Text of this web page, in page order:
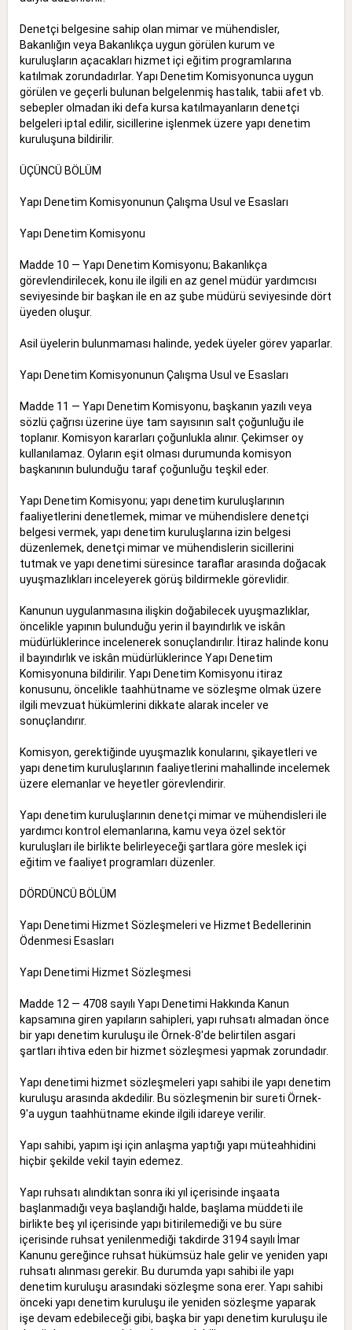
Denetçi belgesine sahip olan mimar ve mühendisler,
Bakanlığın veya Bakanlıkça uygun görülen kurum ve
kuruluşların açacakları hizmet içi eğitim programlarına
katılmak zorundadırlar. Yapı Denetim Komisyonunca uygun
görülen ve geçerli bulunan belgelenmiş hastalık, tabii afet vb.
sebepler olmadan iki defa kursa katılmayanların denetçi
belgeleri iptal edilir, sicillerine işlenmek üzere yapı denetim
kuruluşuna bildirilir.
ÜÇÜNCÜ BÖLÜM
Yapı Denetim Komisyonunun Çalışma Usul ve Esasları
Yapı Denetim Komisyonu
Madde 10 — Yapı Denetim Komisyonu; Bakanlıkça
görevlendirilecek, konu ile ilgili en az genel müdür yardımcısı
seviyesinde bir başkan ile en az şube müdürü seviyesinde dört
üyeden oluşur.
Asil üyelerin bulunmaması halinde, yedek üyeler görev yaparlar.
Yapı Denetim Komisyonunun Çalışma Usul ve Esasları
Madde 11 — Yapı Denetim Komisyonu, başkanın yazılı veya
sözlü çağrısı üzerine üye tam sayısının salt çoğunluğu ile
toplanır. Komisyon kararları çoğunlukla alınır. Çekimser oy
kullanılamaz. Oyların eşit olması durumunda komisyon
başkanının bulunduğu taraf çoğunluğu teşkil eder.
Yapı Denetim Komisyonu; yapı denetim kuruluşlarının
faaliyetlerini denetlemek, mimar ve mühendislere denetçi
belgesi vermek, yapı denetim kuruluşlarına izin belgesi
düzenlemek, denetçi mimar ve mühendislerin sicillerini
tutmak ve yapı denetimi süresince taraflar arasında doğacak
uyuşmazlıkları inceleyerek görüş bildirmekle görevlidir.
Kanunun uygulanmasına ilişkin doğabilecek uyuşmazlıklar,
öncelikle yapının bulunduğu yerin il bayındırlık ve iskân
müdürlüklerince incelenerek sonuçlandırılır. İtiraz halinde konu
il bayındırlık ve iskân müdürlüklerince Yapı Denetim
Komisyonuna bildirilir. Yapı Denetim Komisyonu itiraz
konusunu, öncelikle taahhütname ve sözleşme olmak üzere
ilgili mevzuat hükümlerini dikkate alarak inceler ve
sonuçlandırır.
Komisyon, gerektiğinde uyuşmazlık konularını, şikayetleri ve
yapı denetim kuruluşlarının faaliyetlerini mahallinde incelemek
üzere elemanlar ve heyetler görevlendirir.
Yapı denetim kuruluşlarının denetçi mimar ve mühendisleri ile
yardımcı kontrol elemanlarına, kamu veya özel sektör
kuruluşları ile birlikte belirleyeceği şartlara göre meslek içi
eğitim ve faaliyet programları düzenler.
DÖRDÜNCÜ BÖLÜM
Yapı Denetimi Hizmet Sözleşmeleri ve Hizmet Bedellerinin
Ödenmesi Esasları
Yapı Denetimi Hizmet Sözleşmesi
Madde 12 — 4708 sayılı Yapı Denetimi Hakkında Kanun
kapsamına giren yapıların sahipleri, yapı ruhsatı almadan önce
bir yapı denetim kuruluşu ile Örnek-8'de belirtilen asgari
şartları ihtiva eden bir hizmet sözleşmesi yapmak zorundadır.
Yapı denetimi hizmet sözleşmeleri yapı sahibi ile yapı denetim
kuruluşu arasında akdedilir. Bu sözleşmenin bir sureti Örnek-
9'a uygun taahhütname ekinde ilgili idareye verilir.
Yapı sahibi, yapım işi için anlaşma yaptığı yapı müteahhidini
hiçbir şekilde vekil tayin edemez.
Yapı ruhsatı alındıktan sonra iki yıl içerisinde inşaata
başlanmadığı veya başlandığı halde, başlama müddeti ile
birlikte beş yıl içerisinde yapı bitirilemediği ve bu süre
içerisinde ruhsat yenilenmediği takdirde 3194 sayılı İmar
Kanunu gereğince ruhsat hükümsüz hale gelir ve yeniden yapı
ruhsatı alınması gerekir. Bu durumda yapı sahibi ile yapı
denetim kuruluşu arasındaki sözleşme sona erer. Yapı sahibi
önceki yapı denetim kuruluşu ile yeniden sözleşme yaparak
işe devam edebileceği gibi, başka bir yapı denetim kuruluşu ile